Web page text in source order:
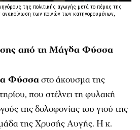
της πολιτικής αγωγής μετά το πέρας της
ανακοίνωση των ποινών των κατηγορουμένων,
από τη Μάγδα Φύσσα
Φύσσαστο άκουσμα της
που στέλνει τη φυλακή
της δολοφονίας του γιού της
της Χρυσής Αυγής. Η κ.